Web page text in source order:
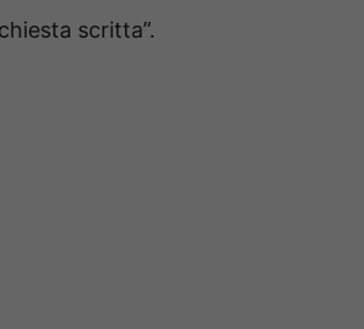
scritta”.